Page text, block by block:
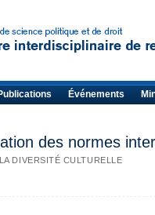
Événements
des normes
DIVERSITÉ CULTURELLE